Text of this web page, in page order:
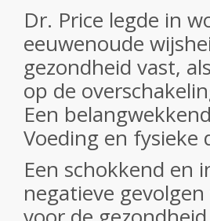
Dr. Price legde in
eeuwenoude
gezondheid vast,
op de
Een
Voeding en fysieke
Een schokkend en
negatieve